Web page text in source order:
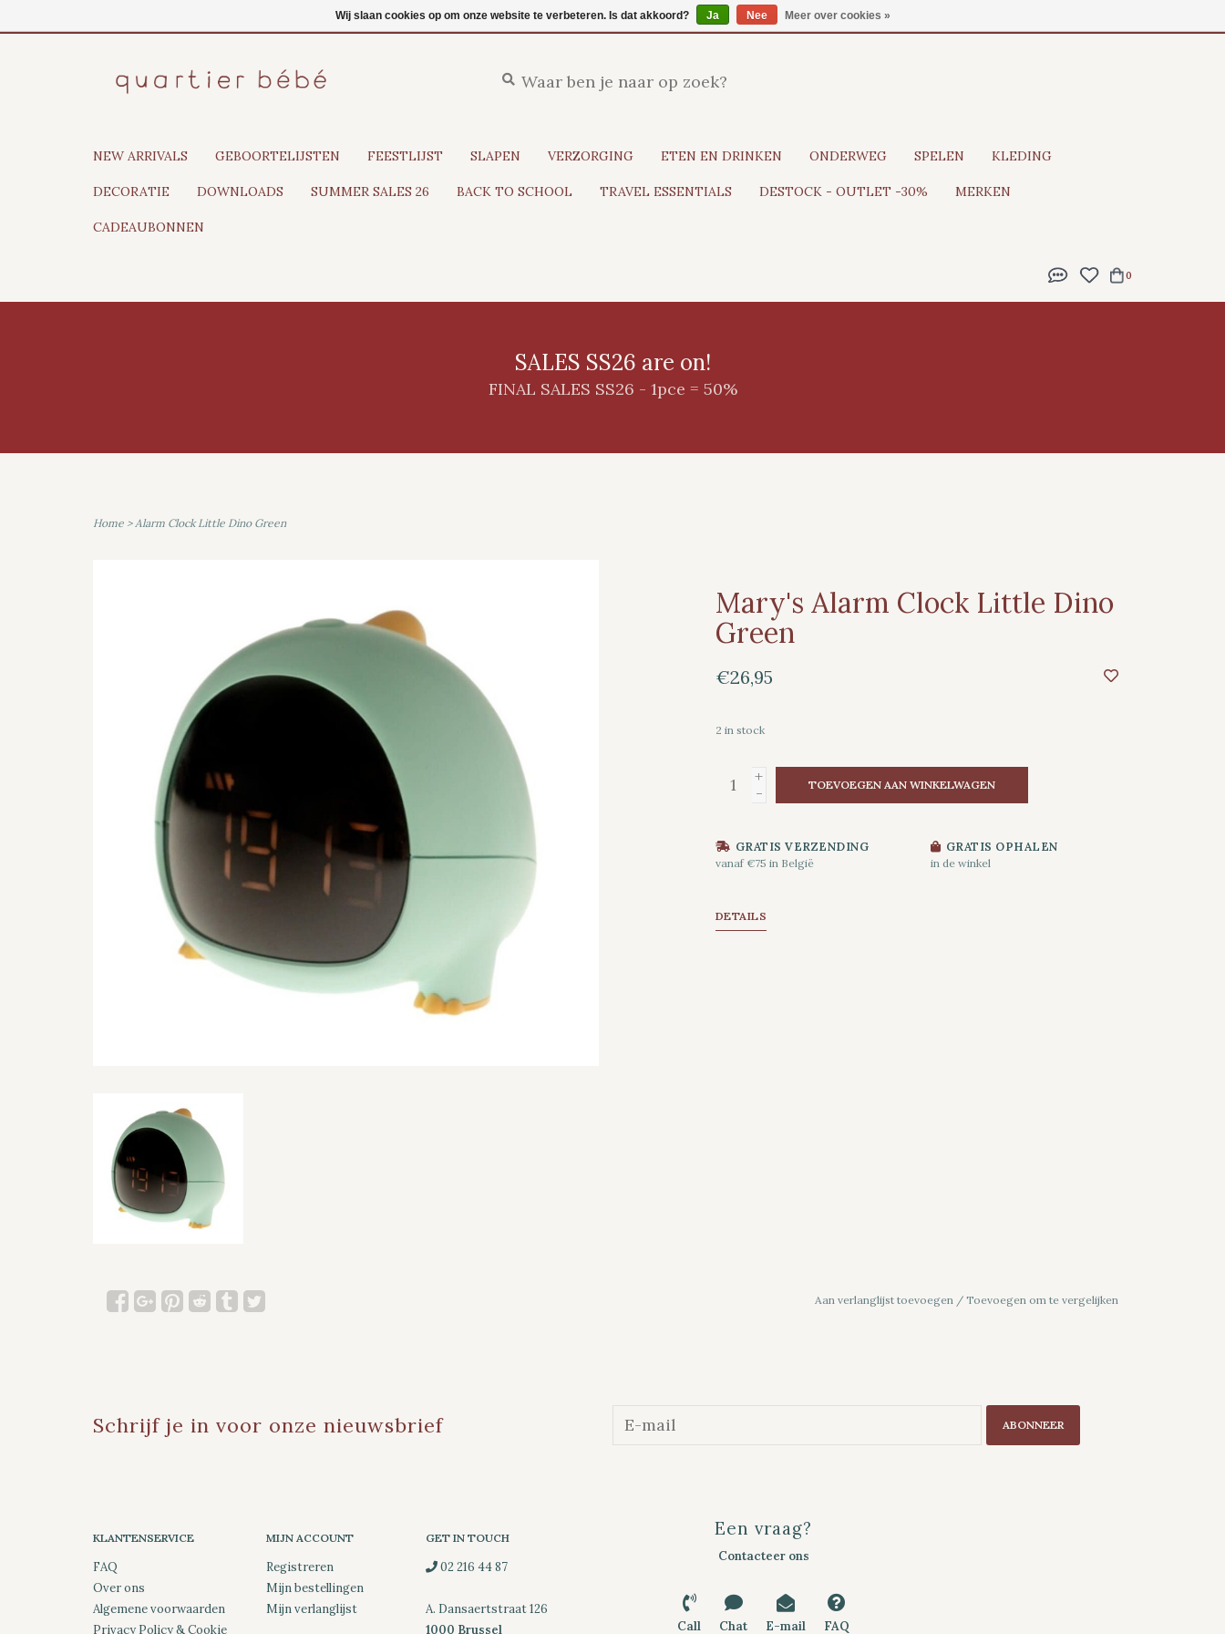
NEW ARRIVALS GEBOORTELIJSTEN FEESTLIJST SLAPEN VERZORGING ETEN EN DRINKEN ONDERWEG SPELEN KLEDING
DECORATIE DOWNLOADS SUMMER SALES 26 BACK TO SCHOOL TRAVEL ESSENTIALS DESTOCK - OUTLET -30% MERKEN
CADEAUBONNEN
0
SALES SS26 are on!
FINAL SALES SS26 - 1pce = 50%
Home >Alarm Clock Little Dino Green
Mary's Alarm Clock Little Dino
Green
€26,95
2 in stock
+
- TOEVOEGEN AAN WINKELWAGEN
GRATIS VERZENDING
vanaf €75 in België
GRATIS OPHALEN
in de winkel
DETAILS
Aan verlanglijst toevoegen / Toevoegen om te vergelijken
Schrijf je in voor onze nieuwsbrief ABONNEER
KLANTENSERVICE
FAQ
Over ons
Algemene voorwaarden
Privacy Policy & Cookie
MIJN ACCOUNT
Registreren
Mijn bestellingen
Mijn verlanglijst
GET IN TOUCH
02 216 44 87
A. Dansaertstraat 126
1000 Brussel
Een vraag?
Contacteer ons
Call Chat E-mail FAQ
Wij slaan cookies op om onze website te verbeteren. Is dat akkoord? Ja Nee Meer over cookies »